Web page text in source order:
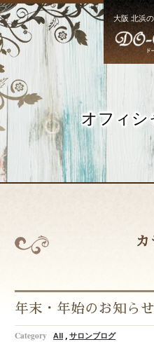
大阪 北浜
オフィシ
カ
年末・年始のお知ら
AII ,サロンブログ